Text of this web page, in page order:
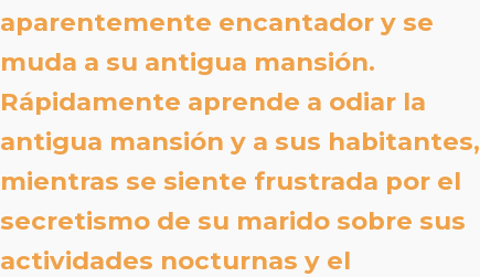
aparentemente encantador y se
muda a su antigua mansión.
Rápidamente aprende a odiar la
antigua mansión y a sus habitantes,
mientras se siente frustrada por el
secretismo de su marido sobre sus
actividades nocturnas y el